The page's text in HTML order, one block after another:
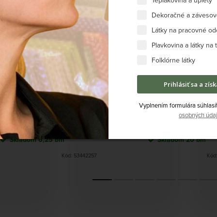
Súhlasím
Nastavenie
Classic š. 280 - Ružová
pudrová
14,90 €
DO KOŠÍKA
Skladom6,25 bm
Kód: 53442257
Dimout Classic š. 280 -
14,90 €
DO KOŠÍKA
Skladom20 bm
Kód:
Dekoračné a
Látky na pracovné
Plavkovina a látky
Folklórne látky
Prihlásiť sa a
Vyplnením formulára
osobných